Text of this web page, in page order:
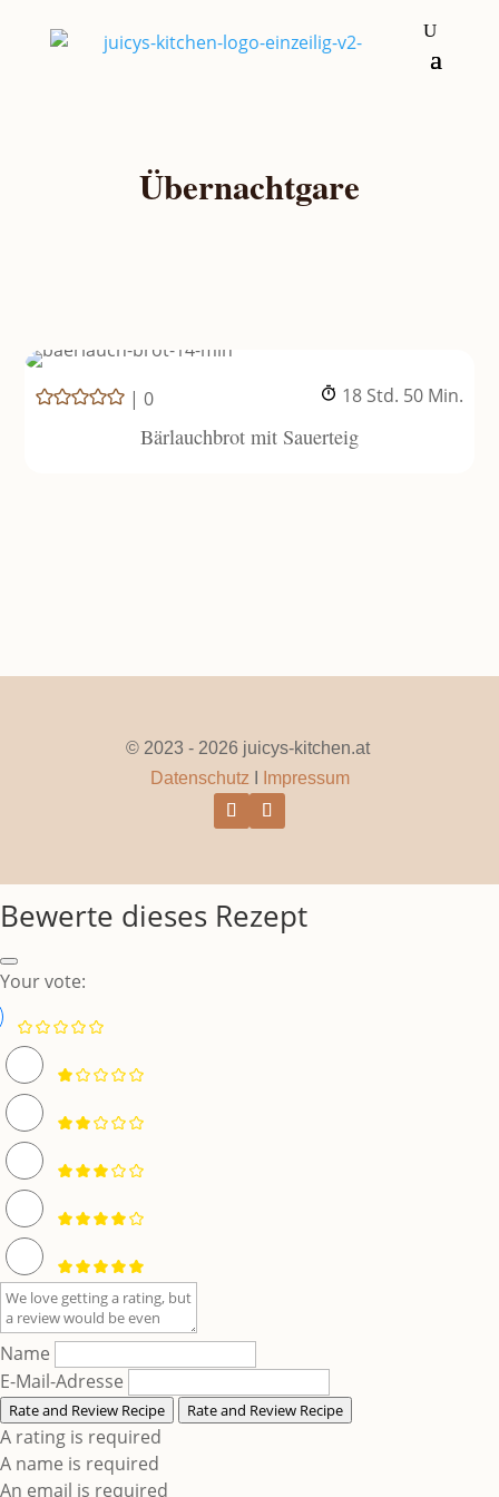
Übernachtgare
|0 18Stunden
Std. 50Minuten
Min.
Bärlauchbrot mit Sauerteig
© 2023 - 2026 juicys-kitchen.at
Datenschutz
Impressum
Bewerte dieses Rezept
Your vote:
Name
E-Mail-Adresse
Rate and Review Recipe Rate and Review Recipe
A rating is required
A name is required
An email is required